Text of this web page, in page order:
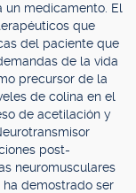
un medicamento. El
que
del paciente que
de la vida
precursor de la
de colina en el
de acetilación y
post-
neuromusculares
demostrado ser